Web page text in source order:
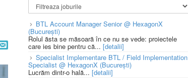
BTL Account Manager Senior @ HexagonX
(București)
Rolul ăsta se măsoară în ce nu se vede: proiectele
care ies bine pentru că... [detalii]
Specialist Implementare BTL / Field Implementation
Specialist @ HexagonX (București)
Lucrăm dintr-o hală... [detalii]